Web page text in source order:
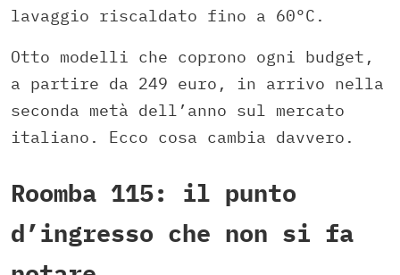
lavaggio riscaldato fino a 60°C.
Otto modelli che coprono ogni budget,
a partire da 249 euro, in arrivo nella
seconda metà dell’anno sul mercato
italiano. Ecco cosa cambia davvero.
Roomba 115: il punto
d’ingresso che non si fa